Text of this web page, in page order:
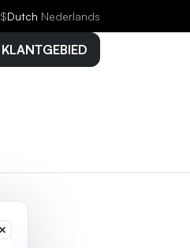
$Dutch Nederlands
KLANTGEBIED